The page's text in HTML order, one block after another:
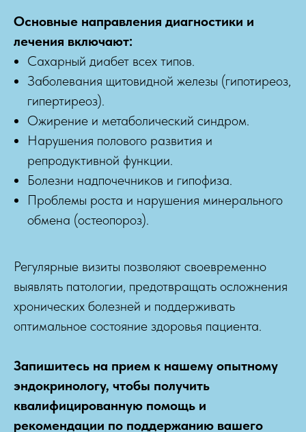
Основные направления диагностики и
лечения включают:
Сахарный диабет всех типов.
Заболевания щитовидной железы (гипотиреоз,
гипертиреоз).
Ожирение и метаболический синдром.
Нарушения полового развития и
репродуктивной функции.
Болезни надпочечников и гипофиза.
Проблемы роста и нарушения минерального
обмена (остеопороз).
Регулярные визиты позволяют своевременно
выявлять патологии, предотвращать осложнения
хронических болезней и поддерживать
оптимальное состояние здоровья пациента.
Запишитесь на прием к нашему опытному
эндокринологу, чтобы получить
квалифицированную помощь и
рекомендации по поддержанию вашего